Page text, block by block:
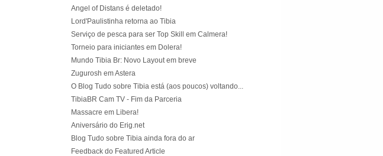
Angel of Distans é deletado!
Lord'Paulistinha retorna ao Tibia
Serviço de pesca para ser Top Skill em Calmera!
Torneio para iniciantes em Dolera!
Mundo Tibia Br: Novo Layout em breve
Zugurosh em Astera
O Blog Tudo sobre Tibia está (aos poucos) voltando...
TibiaBR Cam TV - Fim da Parceria
Massacre em Libera!
Aniversário do Erig.net
Blog Tudo sobre Tibia ainda fora do ar
Feedback do Featured Article